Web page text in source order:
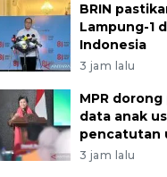
BRIN
Lampung-1
Indonesia
3 jam lalu
MPR
data anak
pencatutan
3 jam lalu